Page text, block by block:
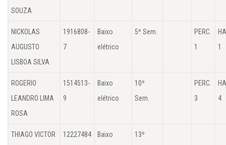
SOUZA
NICKOLAS
AUGUSTO
LISBOA SILVA
1916808-
7
Baixo
elétrico
5º Sem.
PERC.
1
1
ROGERIO
LEANDRO LIMA
ROSA
1514513-
9
Baixo
elétrico
10º
Sem.
PERC.
3
4
THIAGO VICTOR
12227484
Baixo
13º